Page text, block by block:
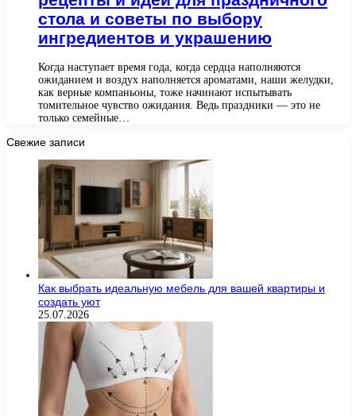
стола и советы по выбору
ингредиентов и украшению
Когда наступает время года, когда сердца наполняются
ожиданием и воздух наполняется ароматами, наши желудки,
как верные компаньоны, тоже начинают испытывать
томительное чувство ожидания. Ведь праздники — это не
только семейные…
Свежие записи
Как выбрать идеальную мебель для вашей квартиры и
создать уют
25.07.2026